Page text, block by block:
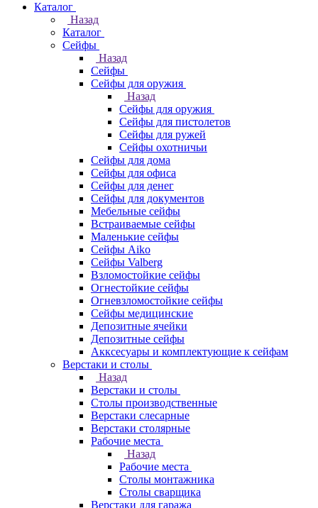
Каталог
Назад
Каталог
Cейфы
Назад
Cейфы
Cейфы для оружия
Назад
Cейфы для оружия
Сейфы для пистолетов
Сейфы для ружей
Сейфы охотничьи
Cейфы для дома
Cейфы для офиса
Сейфы для денег
Сейфы для документов
Мебельные сейфы
Встраиваемые сейфы
Маленькие сейфы
Сейфы Aiko
Сейфы Valberg
Взломостойкие сейфы
Огнестойкие сейфы
Огневзломостойкие сейфы
Сейфы медицинские
Депозитные ячейки
Депозитные сейфы
Акксесуары и комплектующие к сейфам
Верстаки и столы
Назад
Верстаки и столы
Столы производственные
Верстаки слесарные
Верстаки столярные
Рабочие места
Назад
Рабочие места
Столы монтажника
Столы сварщика
Верстаки для гаража